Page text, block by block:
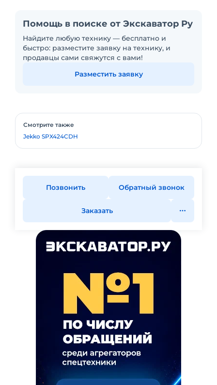
Помощь в поиске от Экскаватор Ру
Найдите любую технику — бесплатно и
быстро: разместите заявку на технику, и
продавцы сами свяжутся с вами!
Разместить заявку
Смотрите также
Jekko SPX424CDH
Позвонить Обратный звонок
Заказать